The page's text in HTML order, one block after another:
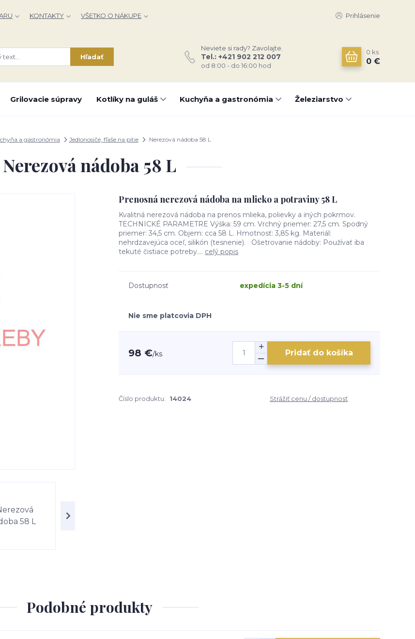
KONTAKTY VŠETKO O NÁKUPE Prihlásenie
Hľadať
Neviete si rady? Zavolajte.
Tel.: +421 902 212 007
od 8:00 - do 16:00 hod
0 ks
0 €
Grilovacie súpravy Kotlíky na guláš Kuchyňa a gastronómia Železiarstvo
a gastronómia Jedlonosiče, fľaše na pitie Nerezová nádoba 58 L
Nerezová nádoba 58 L
Prenosná nerezová nádoba na mlieko a potraviny 58 L
Kvalitná nerezová nádoba na prenos mlieka, polievky a iných pokrmov.
TECHNICKÉ PARAMETRE Výška: 59 cm. Vrchný priemer: 27,5 cm. Spodný
priemer: 34,5 cm. Objem: cca 58 L. Hmotnosť: 3,85 kg. Materiál:
nehrdzavejúca oceľ, silikón (tesnenie). Ošetrovanie nádoby: Používať iba
tekuté čistiace potreby.... celý popis
Dostupnosť expedícia 3-5 dní
Nie sme platcovia DPH
98 €/ks Pridať do košíka
Číslo produktu: 14024 Strážiť cenu / dostupnosť
Podobné produkty